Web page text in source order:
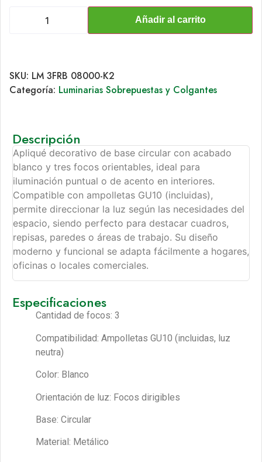
Añadir al carrito
SKU: LM 3FRB 08000-K2
Categoría: Luminarias Sobrepuestas y Colgantes
Descripción
Apliqué decorativo de base circular con acabado
blanco y tres focos orientables, ideal para
iluminación puntual o de acento en interiores.
Compatible con ampolletas GU10 (incluidas),
permite direccionar la luz según las necesidades del
espacio, siendo perfecto para destacar cuadros,
repisas, paredes o áreas de trabajo. Su diseño
moderno y funcional se adapta fácilmente a hogares,
oficinas o locales comerciales.
Especificaciones
Cantidad de focos: 3
Compatibilidad: Ampolletas GU10 (incluidas, luz
neutra)
Color: Blanco
Orientación de luz: Focos dirigibles
Base: Circular
Material: Metálico